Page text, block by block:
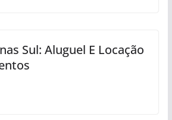
Sul: Aluguel E Locação